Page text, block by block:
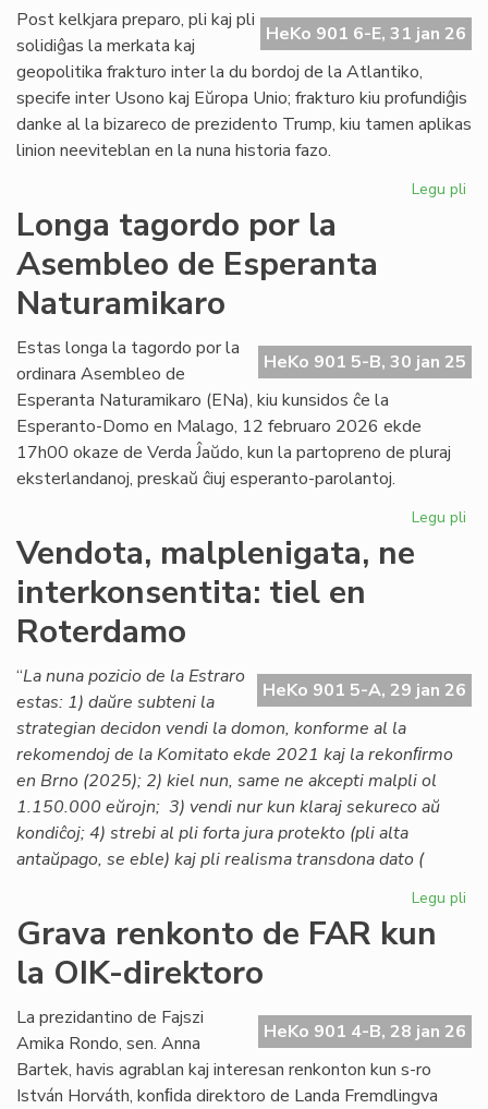
ĉe
HeKo 901 6-E, 31 jan 26
Post kelkjara preparo, pli kaj pli
solidiĝas la merkata kaj
geopolitika frakturo inter la du bordoj de la Atlantiko,
specife inter Usono kaj Eŭropa Unio; frakturo kiu profundiĝis
danke al la bizareco de prezidento Trump, kiu tamen aplikas
linion neeviteblan en la nuna historia fazo.
Legu pli
ĉe
Longa tagordo por la
Asembleo de Esperanta
Naturamikaro
HeKo 901 5-B, 30 jan 25
Estas longa la tagordo por la
ordinara Asembleo de
Esperanta Naturamikaro (ENa), kiu kunsidos ĉe la
Esperanto-Domo en Malago, 12 februaro 2026 ekde
17h00 okaze de Verda Ĵaŭdo, kun la partopreno de pluraj
eksterlandanoj, preskaŭ ĉiuj esperanto-parolantoj.
Legu pli
Vendota, malplenigata, ne
interkonsentita: tiel en
Roterdamo
HeKo 901 5-A, 29 jan 26
“La nuna pozicio de la Estraro
estas: 1) daŭre subteni la
strategian decidon vendi la domon, konforme al la
rekomendoj de la Komitato ekde 2021 kaj la rekonﬁrmo
en Brno (2025); 2) kiel nun, same ne akcepti malpli ol
1.150.000 eŭrojn; 3) vendi nur kun klaraj sekureco aŭ
kondiĉoj; 4) strebi al pli forta jura protekto (pli alta
antaŭpago, se eble) kaj pli realisma transdona dato (
Legu pli
tiel
Grava renkonto de FAR kun
la OIK-direktoro
HeKo 901 4-B, 28 jan 26
La prezidantino de Fajszi
Amika Rondo, sen. Anna
Bartek, havis agrablan kaj interesan renkonton kun s-ro
István Horváth, konﬁda direktoro de Landa Fremdlingva